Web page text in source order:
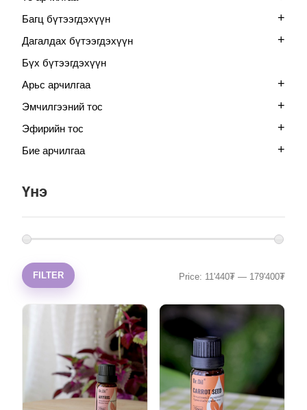
Багц бүтээгдэхүүн +
Дагалдах бүтээгдэхүүн +
Бүх бүтээгдэхүүн
Арьс арчилгаа
+
Эмчилгээний тос +
Эфирийн тос +
Бие арчилгаа +
Үнэ
FILTER Price: 11'440₮ — 179'400₮